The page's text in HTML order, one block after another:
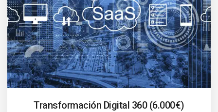
Transformación Digital 360 (6.000€)